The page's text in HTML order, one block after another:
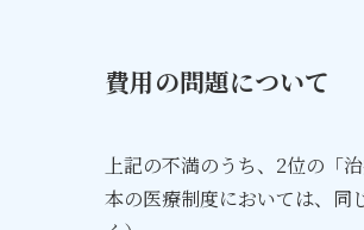
費用の問題について
上記の不満のうち、2位の「
本の医療制度においては、同